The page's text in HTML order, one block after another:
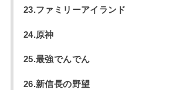
23.ファミリーアイランド
24.原神
25.最強でんでん
26.新信長の野望